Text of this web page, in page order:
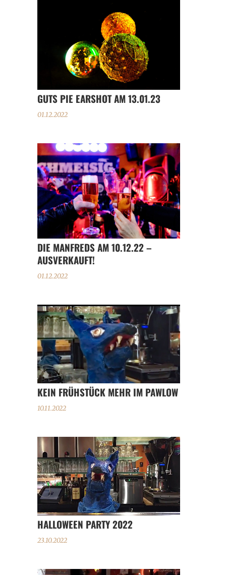
GUTS PIE EARSHOT AM 13.01.23
01.12.2022
DIE MANFREDS AM 10.12.22 –
AUSVERKAUFT!
01.12.2022
KEIN FRÜHSTÜCK MEHR IM PAWLOW
10.11.2022
HALLOWEEN PARTY 2022
23.10.2022